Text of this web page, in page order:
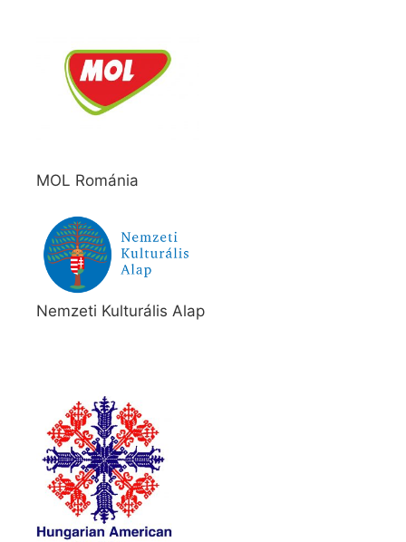
MOL Románia
Nemzeti Kulturális Alap